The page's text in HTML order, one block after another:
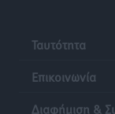
Ταυτότητα
Επικοινωνία
Διαφήμιση &